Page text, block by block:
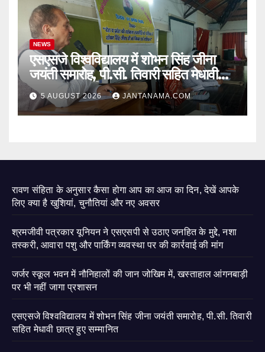
NEWS
एसएसजे विश्वविद्यालय में शोभन सिंह जीना
जयंती समारोह, पी.सी. तिवारी सहित मेधावी
छात्र हुए सम्मानित
5 AUGUST 2026 JANTANAMA.COM
रावण संहिता के अनुसार कैसा होगा आप का आज का दिन, देखें आपके
लिए क्या है खुशियां, चुनौतियां और नए अवसर
श्रमजीवी पत्रकार यूनियन ने एसएसपी से उठाए जनहित के मुद्दे, नशा
तस्करी, आवारा पशु और पार्किंग व्यवस्था पर की कार्रवाई की मांग
जर्जर स्कूल भवन में नौनिहालों की जान जोखिम में, खस्ताहाल आंगनबाड़ी
पर भी नहीं जागा प्रशासन
एसएसजे विश्वविद्यालय में शोभन सिंह जीना जयंती समारोह, पी.सी. तिवारी
सहित मेधावी छात्र हुए सम्मानित